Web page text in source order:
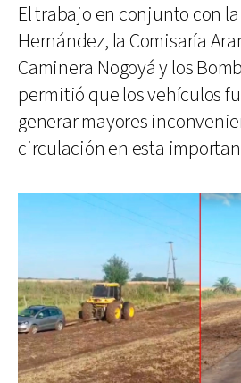
El trabajo en conjunto con
Hernández, la Comisaría
Caminera Nogoyá y los
permitió que los vehículos
generar mayores
circulación en esta